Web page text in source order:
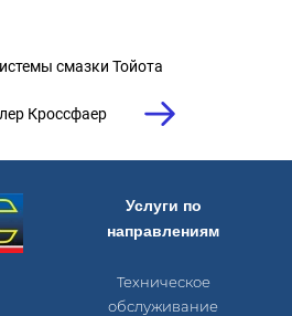
смазки Тойота
Кроссфаер
Услуги по
направлениям
Техническое
обслуживание